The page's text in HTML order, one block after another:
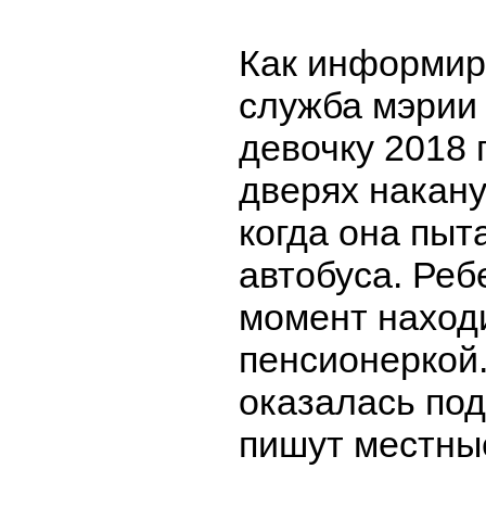
Как
служба
девочку 2018
дверях
когда она
автобуса.
момент
оказалась
пишут